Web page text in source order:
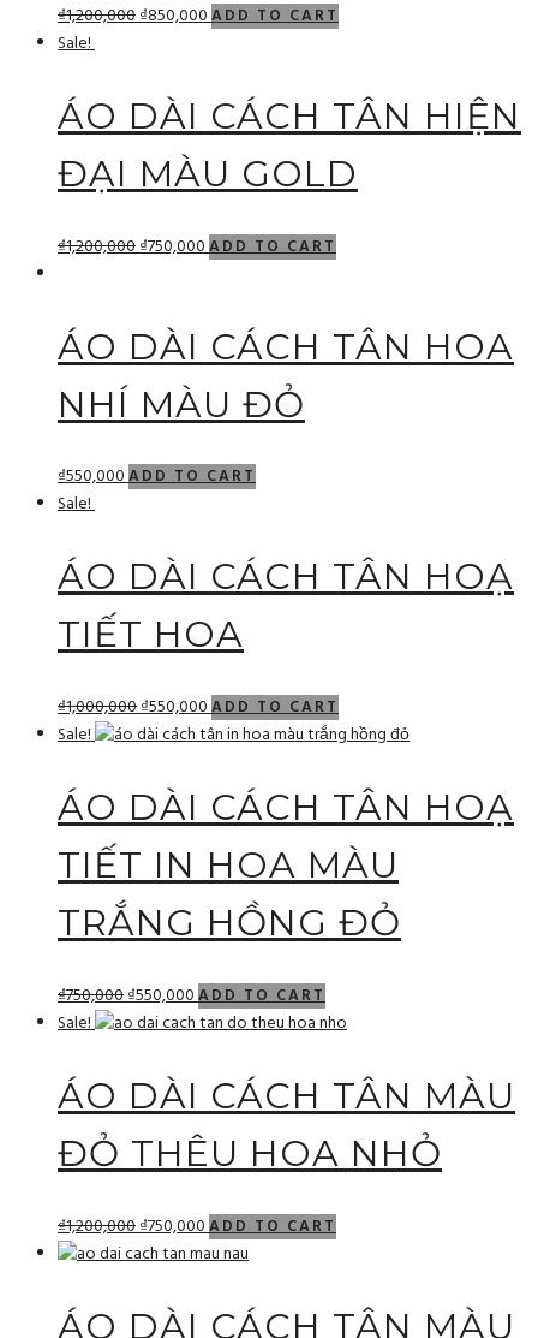
₫1,200,000₫850,000ADD TO CART
Sale!
ÁO DÀI CÁCH TÂN HIỆN
ĐẠI MÀU GOLD
₫1,200,000₫750,000ADD TO CART
ÁO DÀI CÁCH TÂN HOA
NHÍ MÀU ĐỎ
₫550,000ADD TO CART
Sale!
ÁO DÀI CÁCH TÂN HOẠ
TIẾT HOA
₫1,000,000₫550,000ADD TO CART
Sale!
ÁO DÀI CÁCH TÂN HOẠ
TIẾT IN HOA MÀU
TRẮNG HỒNG ĐỎ
₫750,000₫550,000ADD TO CART
Sale!
ÁO DÀI CÁCH TÂN MÀU
ĐỎ THÊU HOA NHỎ
₫1,200,000₫750,000ADD TO CART
ÁO DÀI CÁCH TÂN MÀU